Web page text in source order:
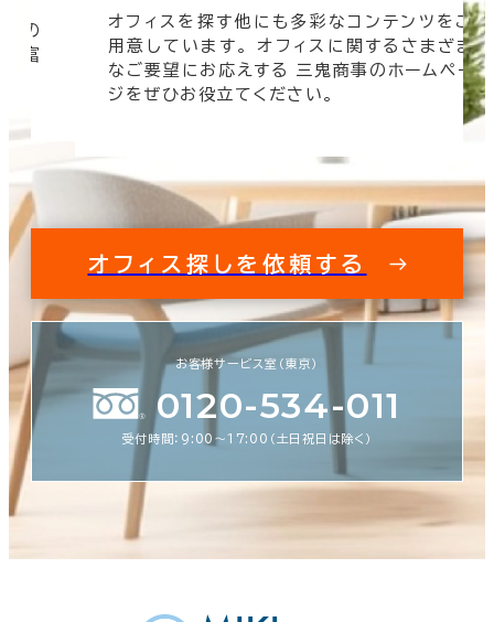
の
豊富
オフィスを探す他にも多彩なコンテンツをご
用意しています。 オフィスに関するさまざま
なご要望にお応えする 三鬼商事のホームペー
ジをぜひお役立てください。
オフィス探しを依頼する
お客様サービス室（東京）
0120-534-011
受付時間：9:00〜17:00（土日祝日は除く）